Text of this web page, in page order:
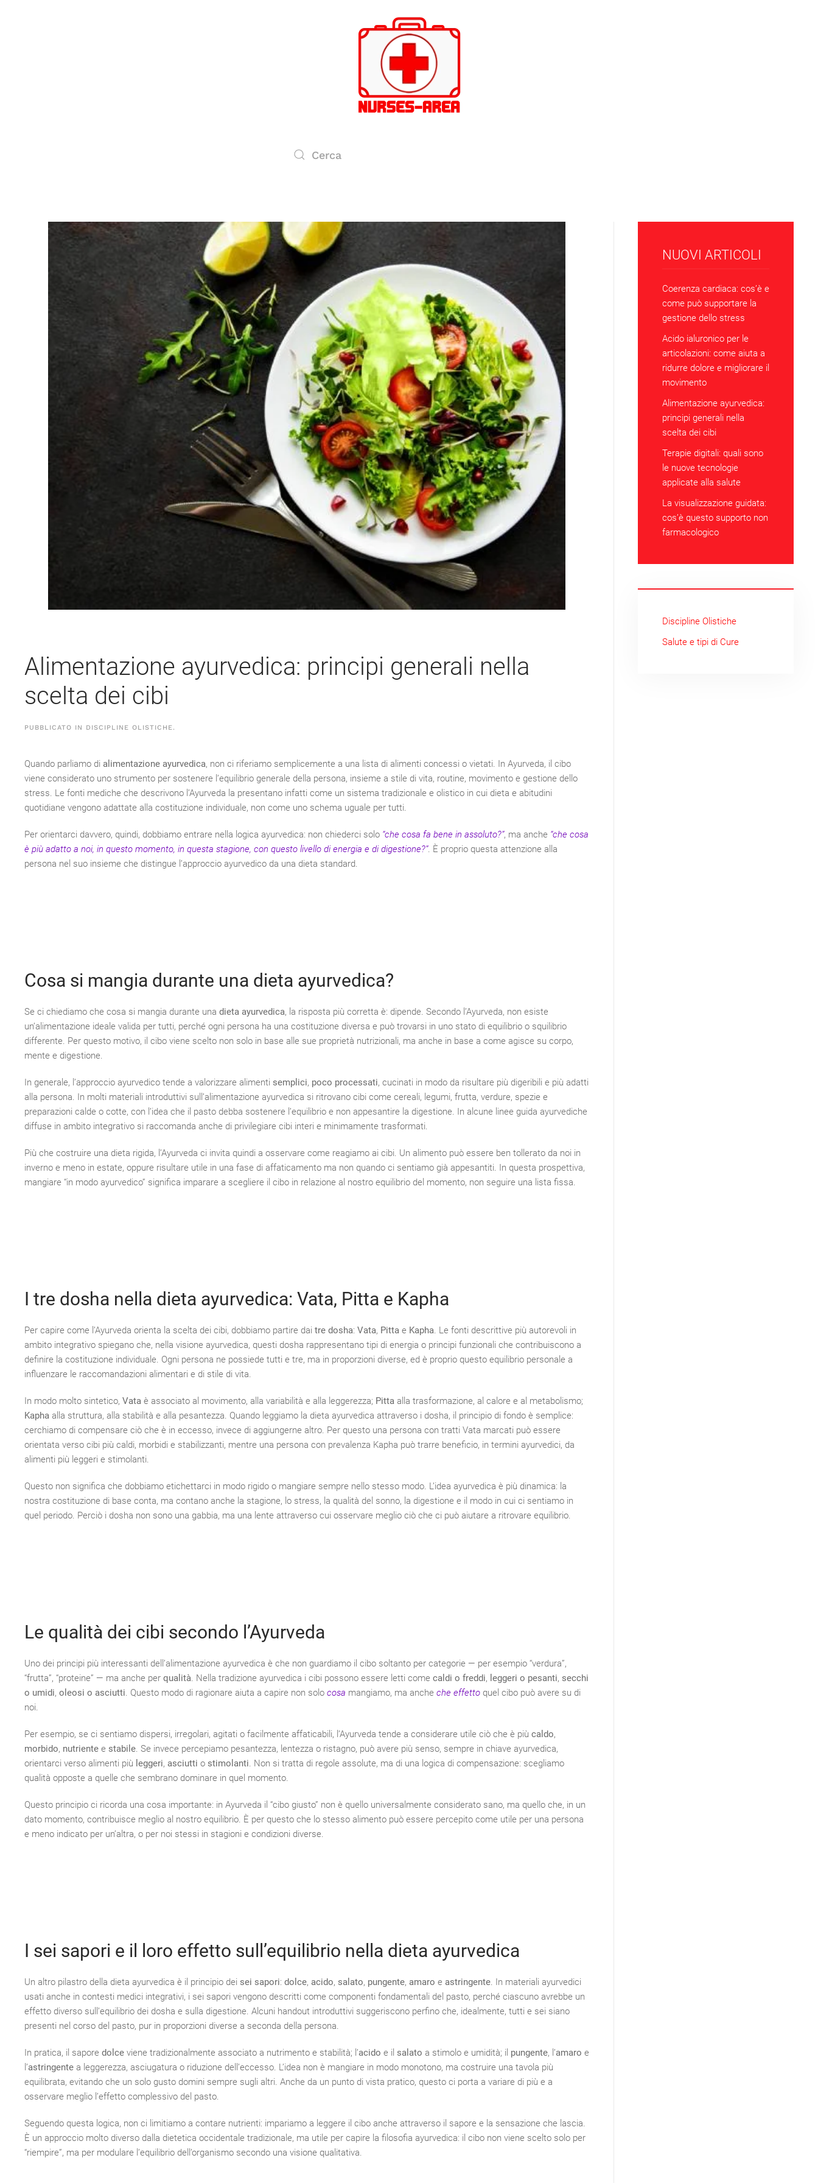
Alimentazione ayurvedica: principi generali nella
scelta dei cibi
PUBBLICATO IN DISCIPLINE OLISTICHE.
Quando parliamo di alimentazione ayurvedica, non ci riferiamo semplicemente a una lista di alimenti concessi o vietati. In Ayurveda, il cibo
viene considerato uno strumento per sostenere l’equilibrio generale della persona, insieme a stile di vita, routine, movimento e gestione dello
stress. Le fonti mediche che descrivono l’Ayurveda la presentano infatti come un sistema tradizionale e olistico in cui dieta e abitudini
quotidiane vengono adattate alla costituzione individuale, non come uno schema uguale per tutti.
Per orientarci davvero, quindi, dobbiamo entrare nella logica ayurvedica: non chiederci solo “che cosa fa bene in assoluto?”, ma anche “che cosa
è più adatto a noi, in questo momento, in questa stagione, con questo livello di energia e di digestione?”. È proprio questa attenzione alla
persona nel suo insieme che distingue l’approccio ayurvedico da una dieta standard.
Cosa si mangia durante una dieta ayurvedica?
Se ci chiediamo che cosa si mangia durante una dieta ayurvedica, la risposta più corretta è: dipende. Secondo l’Ayurveda, non esiste
un’alimentazione ideale valida per tutti, perché ogni persona ha una costituzione diversa e può trovarsi in uno stato di equilibrio o squilibrio
differente. Per questo motivo, il cibo viene scelto non solo in base alle sue proprietà nutrizionali, ma anche in base a come agisce su corpo,
mente e digestione.
In generale, l’approccio ayurvedico tende a valorizzare alimenti semplici, poco processati, cucinati in modo da risultare più digeribili e più adatti
alla persona. In molti materiali introduttivi sull’alimentazione ayurvedica si ritrovano cibi come cereali, legumi, frutta, verdure, spezie e
preparazioni calde o cotte, con l’idea che il pasto debba sostenere l’equilibrio e non appesantire la digestione. In alcune linee guida ayurvediche
diffuse in ambito integrativo si raccomanda anche di privilegiare cibi interi e minimamente trasformati.
Più che costruire una dieta rigida, l’Ayurveda ci invita quindi a osservare come reagiamo ai cibi. Un alimento può essere ben tollerato da noi in
inverno e meno in estate, oppure risultare utile in una fase di affaticamento ma non quando ci sentiamo già appesantiti. In questa prospettiva,
mangiare “in modo ayurvedico” significa imparare a scegliere il cibo in relazione al nostro equilibrio del momento, non seguire una lista fissa.
I tre dosha nella dieta ayurvedica: Vata, Pitta e Kapha
Per capire come l’Ayurveda orienta la scelta dei cibi, dobbiamo partire dai tre dosha: Vata, Pitta e Kapha. Le fonti descrittive più autorevoli in
ambito integrativo spiegano che, nella visione ayurvedica, questi dosha rappresentano tipi di energia o principi funzionali che contribuiscono a
definire la costituzione individuale. Ogni persona ne possiede tutti e tre, ma in proporzioni diverse, ed è proprio questo equilibrio personale a
influenzare le raccomandazioni alimentari e di stile di vita.
In modo molto sintetico, Vata è associato al movimento, alla variabilità e alla leggerezza; Pitta alla trasformazione, al calore e al metabolismo;
Kapha alla struttura, alla stabilità e alla pesantezza. Quando leggiamo la dieta ayurvedica attraverso i dosha, il principio di fondo è semplice:
cerchiamo di compensare ciò che è in eccesso, invece di aggiungerne altro. Per questo una persona con tratti Vata marcati può essere
orientata verso cibi più caldi, morbidi e stabilizzanti, mentre una persona con prevalenza Kapha può trarre beneficio, in termini ayurvedici, da
alimenti più leggeri e stimolanti.
Questo non significa che dobbiamo etichettarci in modo rigido o mangiare sempre nello stesso modo. L’idea ayurvedica è più dinamica: la
nostra costituzione di base conta, ma contano anche la stagione, lo stress, la qualità del sonno, la digestione e il modo in cui ci sentiamo in
quel periodo. Perciò i dosha non sono una gabbia, ma una lente attraverso cui osservare meglio ciò che ci può aiutare a ritrovare equilibrio.
Le qualità dei cibi secondo l’Ayurveda
Uno dei principi più interessanti dell’alimentazione ayurvedica è che non guardiamo il cibo soltanto per categorie — per esempio “verdura”,
“frutta”, “proteine” — ma anche per qualità. Nella tradizione ayurvedica i cibi possono essere letti come caldi o freddi, leggeri o pesanti, secchi
o umidi, oleosi o asciutti. Questo modo di ragionare aiuta a capire non solo cosa mangiamo, ma anche che effetto quel cibo può avere su di
noi.
Per esempio, se ci sentiamo dispersi, irregolari, agitati o facilmente affaticabili, l’Ayurveda tende a considerare utile ciò che è più caldo,
morbido, nutriente e stabile. Se invece percepiamo pesantezza, lentezza o ristagno, può avere più senso, sempre in chiave ayurvedica,
orientarci verso alimenti più leggeri, asciutti o stimolanti. Non si tratta di regole assolute, ma di una logica di compensazione: scegliamo
qualità opposte a quelle che sembrano dominare in quel momento.
Questo principio ci ricorda una cosa importante: in Ayurveda il “cibo giusto” non è quello universalmente considerato sano, ma quello che, in un
dato momento, contribuisce meglio al nostro equilibrio. È per questo che lo stesso alimento può essere percepito come utile per una persona
e meno indicato per un’altra, o per noi stessi in stagioni e condizioni diverse.
I sei sapori e il loro effetto sull’equilibrio nella dieta ayurvedica
Un altro pilastro della dieta ayurvedica è il principio dei sei sapori: dolce, acido, salato, pungente, amaro e astringente. In materiali ayurvedici
usati anche in contesti medici integrativi, i sei sapori vengono descritti come componenti fondamentali del pasto, perché ciascuno avrebbe un
effetto diverso sull’equilibrio dei dosha e sulla digestione. Alcuni handout introduttivi suggeriscono perfino che, idealmente, tutti e sei siano
presenti nel corso del pasto, pur in proporzioni diverse a seconda della persona.
In pratica, il sapore dolce viene tradizionalmente associato a nutrimento e stabilità; l’acido e il salato a stimolo e umidità; il pungente, l’amaro e
l’astringente a leggerezza, asciugatura o riduzione dell’eccesso. L’idea non è mangiare in modo monotono, ma costruire una tavola più
equilibrata, evitando che un solo gusto domini sempre sugli altri. Anche da un punto di vista pratico, questo ci porta a variare di più e a
osservare meglio l’effetto complessivo del pasto.
Seguendo questa logica, non ci limitiamo a contare nutrienti: impariamo a leggere il cibo anche attraverso il sapore e la sensazione che lascia.
È un approccio molto diverso dalla dietetica occidentale tradizionale, ma utile per capire la filosofia ayurvedica: il cibo non viene scelto solo per
“riempire”, ma per modulare l’equilibrio dell’organismo secondo una visione qualitativa.
NUOVI ARTICOLI
Coerenza cardiaca: cos’è e
come può supportare la
gestione dello stress
Acido ialuronico per le
articolazioni: come aiuta a
ridurre dolore e migliorare il
movimento
Alimentazione ayurvedica:
principi generali nella
scelta dei cibi
Terapie digitali: quali sono
le nuove tecnologie
applicate alla salute
La visualizzazione guidata:
cos’è questo supporto non
farmacologico
Discipline Olistiche
Salute e tipi di Cure